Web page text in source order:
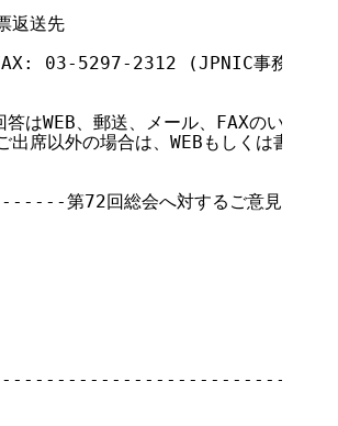
返送先
03-5297-2312 (JPNIC事務局)
はWEB、郵送、メール、FAXのいずれ
出席以外の場合は、WEBもしくは書面に
第72回総会へ対するご意見等